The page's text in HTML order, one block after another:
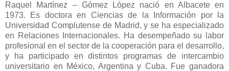
Raquel Martínez – Gómez López nació en Albacete en
1973. Es doctora en Ciencias de la Información por la
Universidad Complutense de Madrid, y se ha especializado
en Relaciones Internacionales. Ha desempeñado su labor
profesional en el sector de la cooperación para el desarrollo,
y ha participado en distintos programas de intercambio
universitario en México, Argentina y Cuba. Fue ganadora